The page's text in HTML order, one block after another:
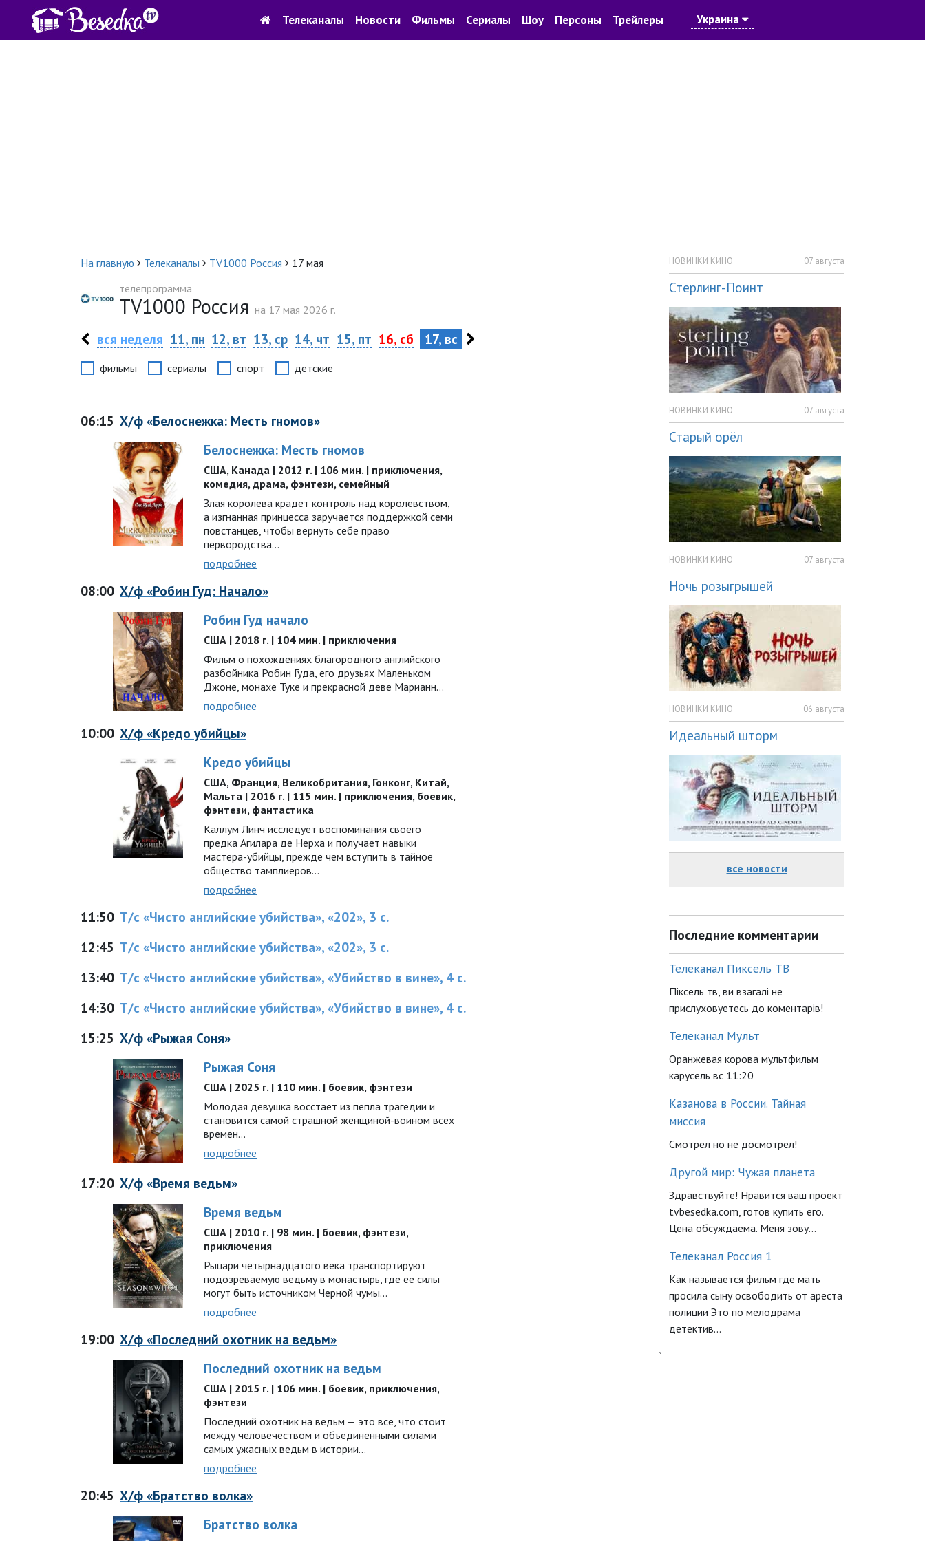
Телеканалы Новости Фильмы Сериалы Шоу Персоны Трейлеры Украина
На главную Телеканалы TV1000 Россия
17 мая
телепрограмма
TV1000 Россия на 17 мая 2026 г.
вся неделя 11, пн 12, вт 13, ср 14, чт 15, пт 16, сб 17, вс
фильмы сериалы спорт детские
06:15 Х/ф «Белоснежка: Месть гномов»
Белоснежка: Месть гномов
США, Канада | 2012 г. | 106 мин. | приключения,
комедия, драма, фэнтези, семейный
Злая королева крадет контроль над королевством,
а изгнанная принцесса заручается поддержкой семи
повстанцев, чтобы вернуть себе право
первородства…
подробнее
08:00 Х/ф «Робин Гуд: Начало»
Робин Гуд начало
США | 2018 г. | 104 мин. | приключения
Фильм о похождениях благородного английского
разбойника Робин Гуда, его друзьях Маленьком
Джоне, монахе Туке и прекрасной деве Марианн…
подробнее
10:00 Х/ф «Кредо убийцы»
Кредо убийцы
США, Франция, Великобритания, Гонконг, Китай,
Мальта | 2016 г. | 115 мин. | приключения, боевик,
фэнтези, фантастика
Каллум Линч исследует воспоминания своего
предка Агилара де Нерха и получает навыки
мастера-убийцы, прежде чем вступить в тайное
общество тамплиеров…
подробнее
11:50 Т/с «Чисто английские убийства», «202», 3 с.
12:45 Т/с «Чисто английские убийства», «202», 3 с.
13:40 Т/с «Чисто английские убийства», «Убийство в вине», 4 с.
14:30 Т/с «Чисто английские убийства», «Убийство в вине», 4 с.
15:25 Х/ф «Рыжая Соня»
Рыжая Соня
США | 2025 г. | 110 мин. | боевик, фэнтези
Молодая девушка восстает из пепла трагедии и
становится самой страшной женщиной-воином всех
времен…
подробнее
17:20 Х/ф «Время ведьм»
Время ведьм
США | 2010 г. | 98 мин. | боевик, фэнтези,
приключения
Рыцари четырнадцатого века транспортируют
подозреваемую ведьму в монастырь, где ее силы
могут быть источником Черной чумы...
подробнее
19:00 Х/ф «Последний охотник на ведьм»
Последний охотник на ведьм
США | 2015 г. | 106 мин. | боевик, приключения,
фэнтези
Последний охотник на ведьм — это все, что стоит
между человечеством и объединенными силами
самых ужасных ведьм в истории…
подробнее
20:45 Х/ф «Братство волка»
Братство волка
НОВИНКИ КИНО 07 августа
Стерлинг-Поинт
НОВИНКИ КИНО 07 августа
Старый орёл
НОВИНКИ КИНО 07 августа
Ночь розыгрышей
НОВИНКИ КИНО 06 августа
Идеальный шторм
все новости
Последние комментарии
Телеканал Пиксель ТВ
Піксель тв, ви взагалі не
прислуховуетесь до коментарів!
Телеканал Мульт
Оранжевая корова мультфильм
карусель вс 11:20
Казанова в России. Тайная
миссия
Смотрел но не досмотрел!
Другой мир: Чужая планета
Здравствуйте! Нравится ваш проект
tvbesedka.com, готов купить его.
Цена обсуждаема. Меня зову...
Телеканал Россия 1
Как называется фильм где мать
просила сыну освободить от ареста
полиции Это по мелодрама
детектив...
`